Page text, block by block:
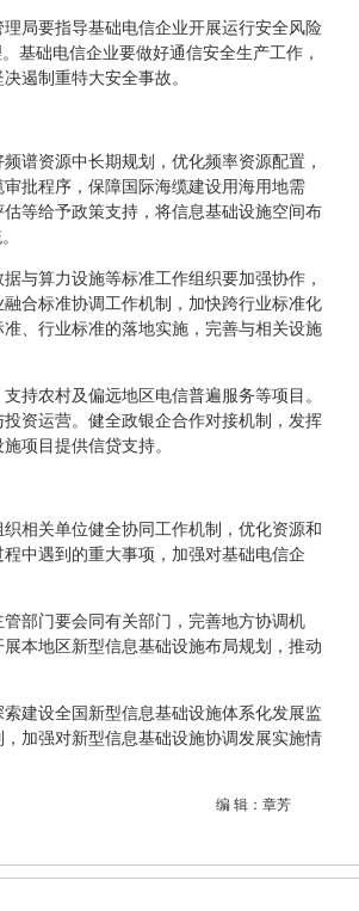
局要指导基础电信企业开展运行安全风险
基础电信企业要做好通信安全生产工作，
遏制重特大安全事故。
谱资源中长期规划，优化频率资源配置，
批程序，保障国际海缆建设用海用地需
等给予政策支持，将信息基础设施空间布
与算力设施等标准工作组织要加强协作，
合标准协调工作机制，加快跨行业标准化
、行业标准的落地实施，完善与相关设施
持农村及偏远地区电信普遍服务等项目。
资运营。健全政银企合作对接机制，发挥
项目提供信贷支持。
相关单位健全协同工作机制，优化资源和
中遇到的重大事项，加强对基础电信企
部门要会同有关部门，完善地方协调机
本地区新型信息基础设施布局规划，推动
建设全国新型信息基础设施体系化发展监
加强对新型信息基础设施协调发展实施情
编 辑：章芳